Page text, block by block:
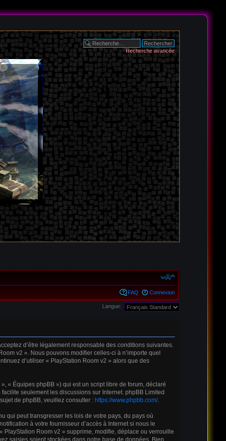
Recherche avancée
FAQ Connexion
Langue:
d’être légalement responsable des conditions suivantes.
v2 ». Nous pouvons modifier celles-ci à n’importe quel
d’utiliser « PlayStation Room v2 » alors que des
« Équipes phpBB ») qui est un script libre de forum, déclaré
seulement les discussions sur Internet. phpBB Limited
de phpBB, veuillez consulter : https://www.phpbb.com/.
qui peut transgresser les lois de votre pays, du pays où
à votre fournisseur d’accès à Internet si nous le
Room v2 » supprime, modifie, déplace ou verrouille
saisies soient stockées dans notre base de données. Bien